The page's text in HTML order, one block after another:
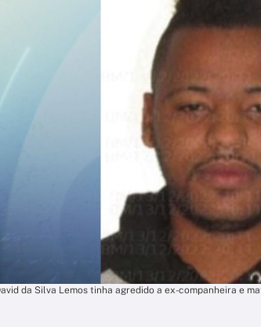
da Silva Lemos tinha agredido a ex-companheira e